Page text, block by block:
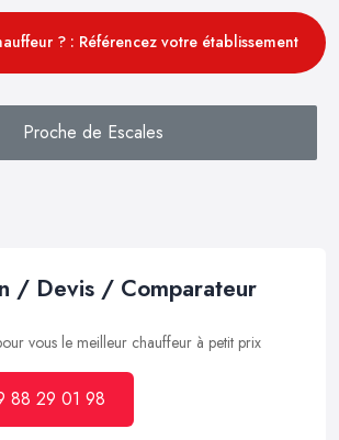
? : Référencez votre établissement
Proche de Escales
/ Devis / Comparateur
vous le meilleur chauffeur à petit prix
88 29 01 98